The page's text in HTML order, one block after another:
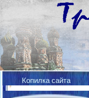
Копилка сайта